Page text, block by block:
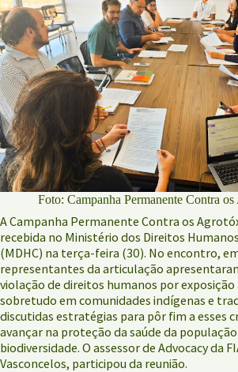
Foto: Campanha Permanente Contra
A Campanha Permanente Contra os
recebida no Ministério dos Direitos
(MDHC) na terça-feira (30). No encontro,
representantes da articulação
violação de direitos humanos por exposição
sobretudo em comunidades indígenas e
discutidas estratégias para pôr fim a esses
avançar na proteção da saúde da população
biodiversidade. O assessor de Advocacy da
Vasconcelos, participou da reunião.